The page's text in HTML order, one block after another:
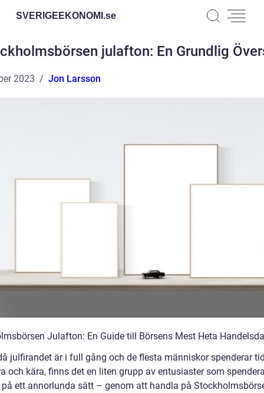
SVERIGEEKONOMI.se
julafton: En Grundlig
2023 Jon Larsson
Julafton: En Guide till Börsens Mest Heta
julfirandet är i full gång och de flesta människor spenderar
och kära, finns det en liten grupp av entusiaster som
ett annorlunda sätt – genom att handla på